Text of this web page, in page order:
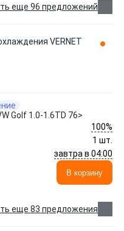
еще 96 предложений
VERNET
Golf 1.0-1.6TD 76>
100%
1 шт.
завтра в 04:00
В корзину
еще 83 предложения